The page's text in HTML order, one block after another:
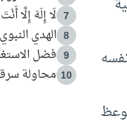
7 لَا إِلَهَ إِلَّا
8 الهدي
9 فضل
10 محاولة